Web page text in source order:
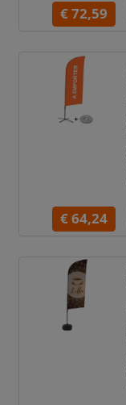
€ 72,59
€ 64,24